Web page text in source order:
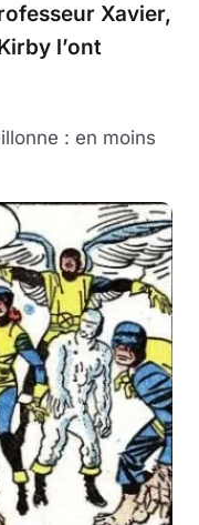
Xavier,
l’ont
: en moins